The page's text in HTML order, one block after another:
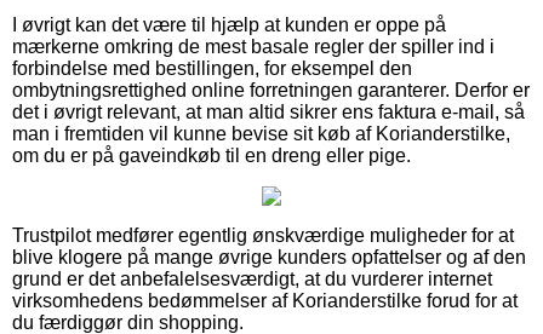
I øvrigt kan det være til hjælp at kunden er oppe på
mærkerne omkring de mest basale regler der spiller ind i
forbindelse med bestillingen, for eksempel den
ombytningsrettighed online forretningen garanterer. Derfor er
det i øvrigt relevant, at man altid sikrer ens faktura e-mail, så
man i fremtiden vil kunne bevise sit køb af Korianderstilke,
om du er på gaveindkøb til en dreng eller pige.
Trustpilot medfører egentlig ønskværdige muligheder for at
blive klogere på mange øvrige kunders opfattelser og af den
grund er det anbefalelsesværdigt, at du vurderer internet
virksomhedens bedømmelser af Korianderstilke forud for at
du færdiggør din shopping.